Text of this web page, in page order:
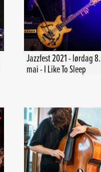
Jazzfest 2021 - lørdag 8.
mai - I Like To Sleep